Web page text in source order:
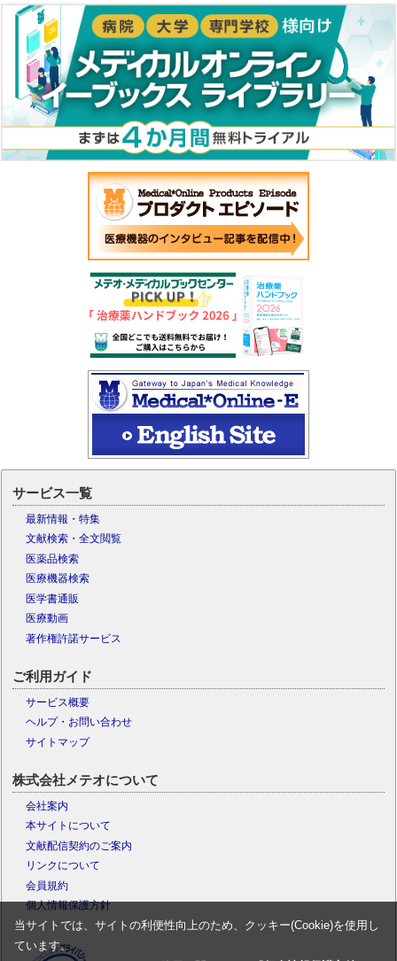
サービス一覧
最新情報・特集
文献検索・全文閲覧
医薬品検索
医療機器検索
医学書通販
医療動画
著作権許諾サービス
ご利用ガイド
サービス概要
ヘルプ・お問い合わせ
サイトマップ
株式会社メテオについて
会社案内
本サイトについて
文献配信契約のご案内
リンクについて
会員規約
個人情報保護方針
当サイトでは、サイトの利便性向上のため、クッキー(Cookie)を使用し
ています。